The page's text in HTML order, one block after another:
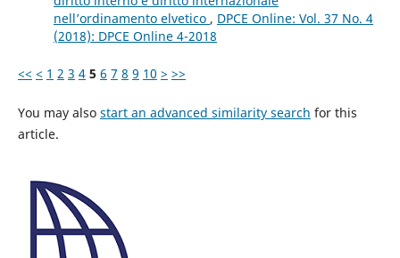
nell’ordinamento elvetico , DPCE Online: Vol. 37 No. 4
(2018): DPCE Online 4-2018
<< < 1 2 3 4 5 6 7 8 9 10 > >>
You may also start an advanced similarity search for this
article.